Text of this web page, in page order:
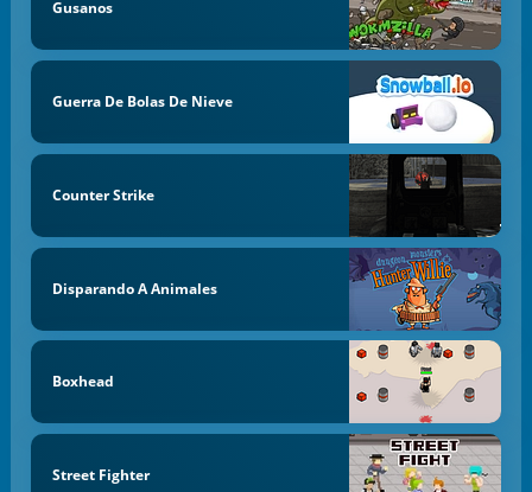
Gusanos
Guerra De Bolas De Nieve
Counter Strike
Disparando A Animales
Boxhead
Street Fighter